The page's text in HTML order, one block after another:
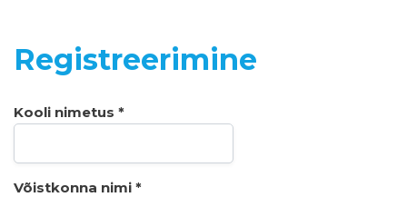
Registreerimine
Kooli nimetus *
Võistkonna nimi *